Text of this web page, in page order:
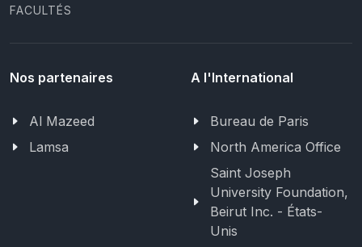
FACULTÉS
Nos partenaires
Al Mazeed
Lamsa
A l'International
Bureau de Paris
North America Office
Saint Joseph
University Foundation,
Beirut Inc. - États-
Unis